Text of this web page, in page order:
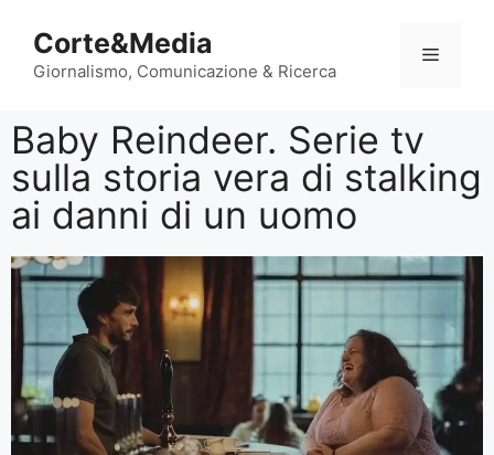
Corte&Media
Giornalismo, Comunicazione & Ricerca
Baby Reindeer. Serie tv
sulla storia vera di stalking
ai danni di un uomo